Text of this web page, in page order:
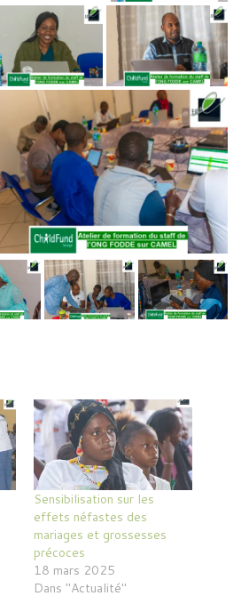
Sensibilisation sur les
effets néfastes des
mariages et grossesses
précoces
18 mars 2025
Dans "Actualité"